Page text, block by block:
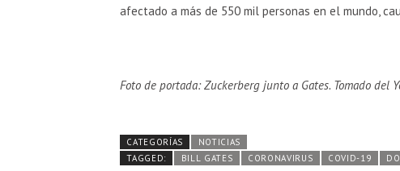
afectado a más de 550 mil personas en el mundo,
Foto de portada: Zuckerberg junto a Gates. Tomado del
CATEGORÍAS
NOTICIAS
TAGGED:
BILL GATES CORONAVIRUS COVID-19